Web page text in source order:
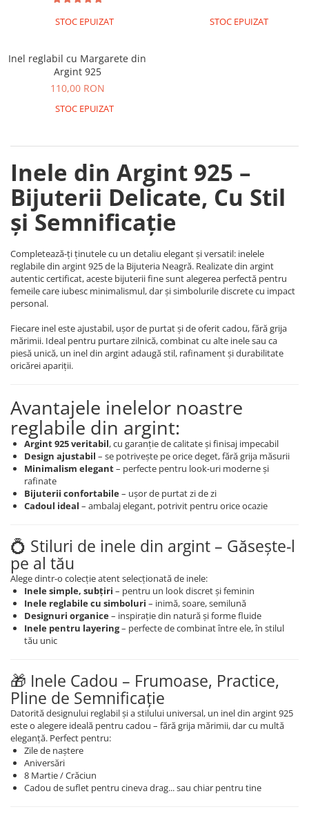
Argint
Coliere cu pietre semiprețioase
STOC EPUIZAT STOC EPUIZAT
Inel reglabil cu Margarete din
Argint 925
110,00 RON
STOC EPUIZAT
Inele din Argint 925 –
Bijuterii Delicate, Cu Stil
și Semnificație
Completează-ți ținutele cu un detaliu elegant și versatil: inelele
reglabile din argint 925 de la Bijuteria Neagră. Realizate din argint
autentic certificat, aceste bijuterii fine sunt alegerea perfectă pentru
femeile care iubesc minimalismul, dar și simbolurile discrete cu impact
personal.
Fiecare inel este ajustabil, ușor de purtat și de oferit cadou, fără grija
mărimii. Ideal pentru purtare zilnică, combinat cu alte inele sau ca
piesă unică, un inel din argint adaugă stil, rafinament și durabilitate
oricărei apariții.
Avantajele inelelor noastre
reglabile din argint:
Argint 925 veritabil, cu garanție de calitate și finisaj impecabil
Design ajustabil – se potrivește pe orice deget, fără grija măsurii
Minimalism elegant– perfecte pentru look-uri moderne și
rafinate
Bijuterii confortabile– ușor de purtat zi de zi
Cadoul ideal – ambalaj elegant, potrivit pentru orice ocazie
💍 Stiluri de inele din argint – Găsește-l
pe al tău
Alege dintr-o colecție atent selecționată de inele:
Inele simple, subțiri – pentru un look discret și feminin
Inele reglabile cu simboluri – inimă, soare, semilună
Designuri organice– inspirație din natură și forme fluide
Inele pentru layering– perfecte de combinat între ele, în stilul
tău unic
🎁 Inele Cadou – Frumoase, Practice,
Pline de Semnificație
Datorită designului reglabil și a stilului universal, un inel din argint 925
este o alegere ideală pentru cadou – fără grija mărimii, dar cu multă
eleganță. Perfect pentru:
Zile de naștere
Aniversări
8 Martie / Crăciun
Cadou de suflet pentru cineva drag... sau chiar pentru tine